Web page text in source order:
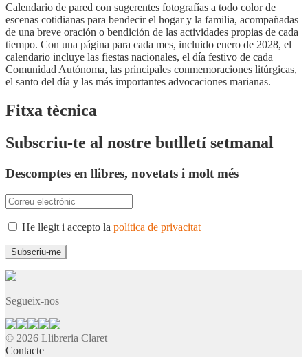
Calendario de pared con sugerentes fotografías a todo color de
escenas cotidianas para bendecir el hogar y la familia, acompañadas
de una breve oración o bendición de las actividades propias de cada
tiempo. Con una página para cada mes, incluido enero de 2028, el
calendario incluye las fiestas nacionales, el día festivo de cada
Comunidad Autónoma, las principales conmemoraciones litúrgicas,
el santo del día y las más importantes advocaciones marianas.
Fitxa tècnica
Subscriu-te al nostre butlletí setmanal
Descomptes en llibres, novetats i molt més
He llegit i accepto la política de privacitat
Segueix-nos
© 2026 Llibreria Claret
Contacte